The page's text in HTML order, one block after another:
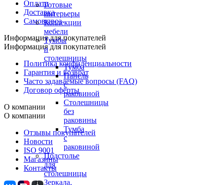
Готовые
интерьеры
Коллекции
мебели
Тумбы
и
столешницы
Тумба
Панель
с
раковиной
Столешницы
без
раковины
Тумба
с
раковиной
Подстолье
для
столешницы
Зеркала,
Оплата
Доставка
Самовывоз
Информация для покупателей
Информация для покупателей
Политика конфиденциальности
Гарантия и возврат
Часто задаваемые вопросы (FAQ)
Договор оферты
О компании
О компании
Отзывы покупателей
Новости
ISO 9001
Магазины
Контакты